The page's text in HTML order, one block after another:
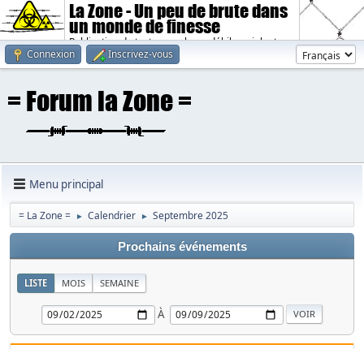
La Zone - Un peu de brute dans
un monde de finesse
Publication de textes sombres, débiles, violents.
Connexion
Inscrivez-vous
Menu principal
= La Zone = ► Calendrier ► Septembre 2025
Prochains événements
LISTE MOIS SEMAINE
À